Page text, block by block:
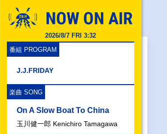
2026/8/7 FRI 3:32
番組 PROGRAM
J.J.FRIDAY
楽曲 SONG
On A Slow Boat To China
玉川健一郎 Kenichiro Tamagawa